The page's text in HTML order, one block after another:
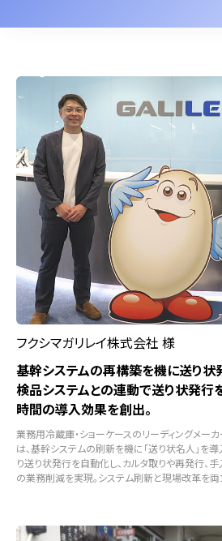
フクシマガリレイ株式会社 様
基幹システムの再構築を機に送り状
検品システムとの連動で送り状発行
時間の導入効果を創出。
業務用冷蔵庫・ショーケースのリーディングメー
は、基幹システムの刷新を機に「送り状名人」を
り送り状発行を自動化し、カルタ取りや再発行、
の業務削減を実現。システム刷新と現場改革を両